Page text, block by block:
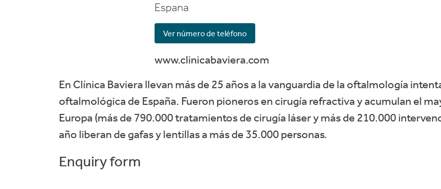
Espana
Ver número de teléfono
www.clinicabaviera.com
En Clínica Baviera llevan más de 25 años a la vanguardia de la oftalmología
oftalmológica de España. Fueron pioneros en cirugía refractiva y acumulan el
Europa (más de 790.000 tratamientos de cirugía láser y más de 210.000
año liberan de gafas y lentillas a más de 35.000 personas.
Enquiry form